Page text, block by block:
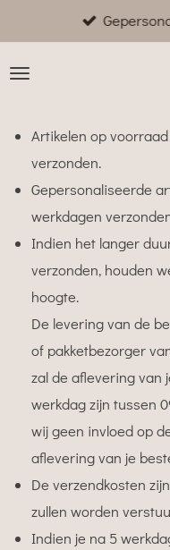
direct
naar
hoofdinhoud
Artikelen op
verzonden.
Gepersonaliseerde
werkdagen
Indien het langer
verzonden, houden
hoogte.
De levering van de
of pakketbezorger
zal de aflevering van
werkdag zijn tussen
wij geen invloed op
aflevering van je
De verzendkosten
zullen worden
Indien je na 5